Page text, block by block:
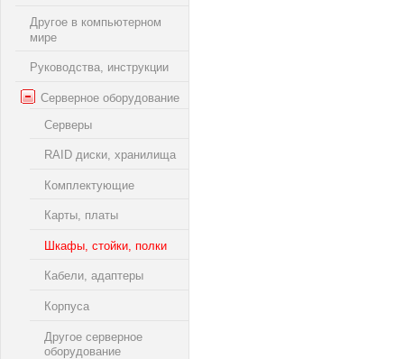
Другое в компьютерном
мире
Руководства, инструкции
Серверное оборудование
Серверы
RAID диски, хранилища
Комплектующие
Карты, платы
Шкафы, стойки, полки
Кабели, адаптеры
Корпуса
Другое серверное
оборудование